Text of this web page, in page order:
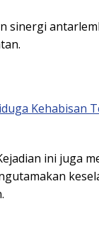
sinergi
Kehabisan
ini juga